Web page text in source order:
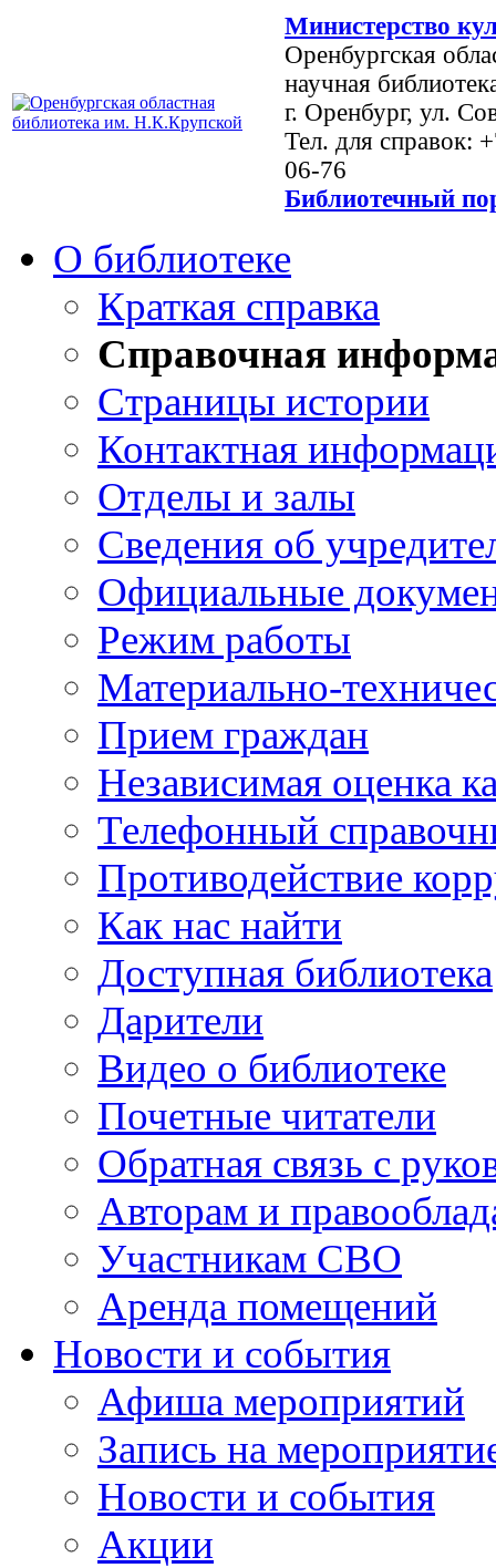
Министерство
Оренбургская
научная
г. Оренбург, ул.
Тел. для справок:
06-76
Библиотечный
О библиотеке
Краткая справка
Справочная
Страницы истории
Контактная
Отделы и залы
Сведения об
Официальные
Режим работы
Материально-
Прием граждан
Независимая оценка
Телефонный
Противодействие
Как нас найти
Доступная библиотека
Дарители
Видео о библиотеке
Почетные читатели
Обратная связь с
Авторам и
Участникам СВО
Аренда помещений
Новости и события
Афиша мероприятий
Запись на
Новости и события
Акции